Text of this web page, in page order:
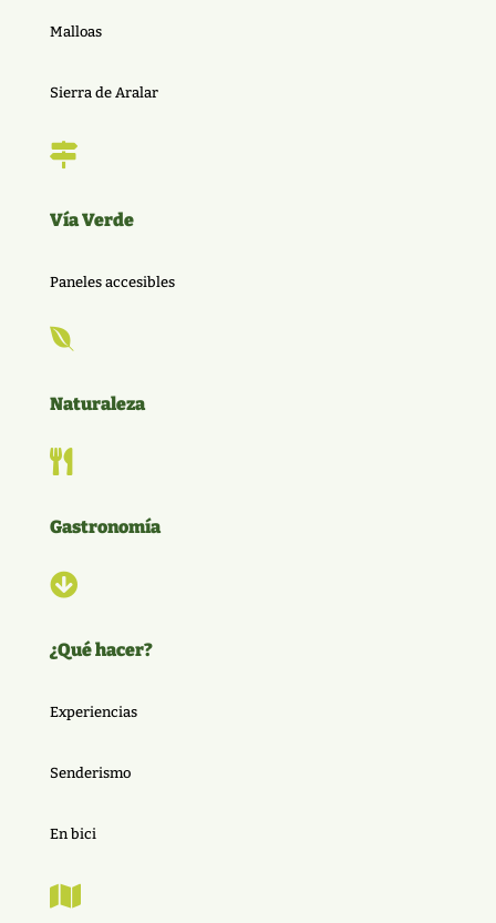
Malloas
Sierra de Aralar

Vía Verde
Paneles accesibles

Naturaleza

Gastronomía

¿Qué hacer?
Experiencias
Senderismo
En bici
